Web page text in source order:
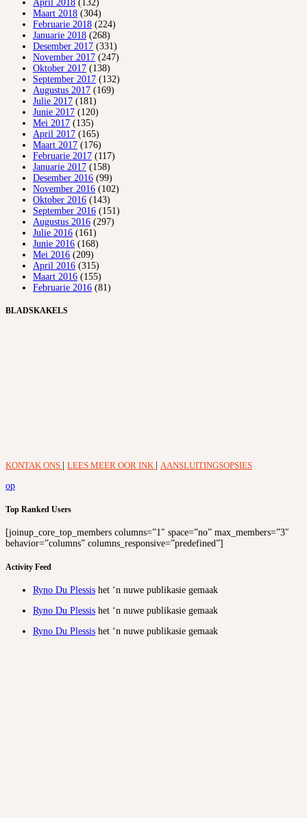
April 2018 (132)
Maart 2018 (304)
Februarie 2018 (224)
Januarie 2018 (268)
Desember 2017 (331)
November 2017 (247)
Oktober 2017 (138)
September 2017 (132)
Augustus 2017 (169)
Julie 2017 (181)
Junie 2017 (120)
Mei 2017 (135)
April 2017 (165)
Maart 2017 (176)
Februarie 2017 (117)
Januarie 2017 (158)
Desember 2016 (99)
November 2016 (102)
Oktober 2016 (143)
September 2016 (151)
Augustus 2016 (297)
Julie 2016 (161)
Junie 2016 (168)
Mei 2016 (209)
April 2016 (315)
Maart 2016 (155)
Februarie 2016 (81)
BLADSKAKELS
KONTAK ONS LEES MEER OOR INK
AANSLUITINGSOPSIES
op
Top Ranked Users
[joinup_core_top_members columns=”1″ space=”no” max_members=”3″
behavior=”columns” columns_responsive=”predefined”]
Activity Feed
Ryno Du Plessis het ‘n nuwe publikasie gemaak
Ryno Du Plessis het ‘n nuwe publikasie gemaak
Ryno Du Plessis het ‘n nuwe publikasie gemaak